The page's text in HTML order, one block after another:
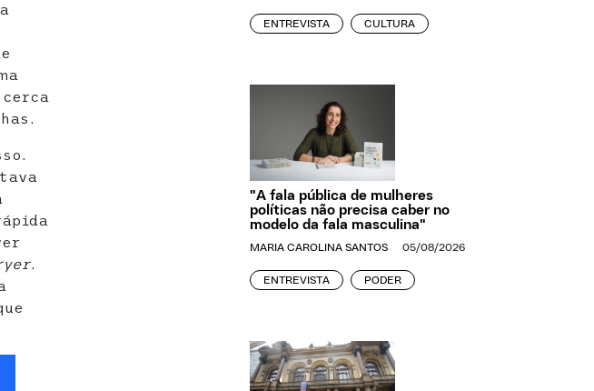
.
ENTREVISTA CULTURA
"A fala pública de mulheres
políticas não precisa caber no
modelo da fala masculina"
MARIA CAROLINA SANTOS 05/08/2026
ENTREVISTA PODER